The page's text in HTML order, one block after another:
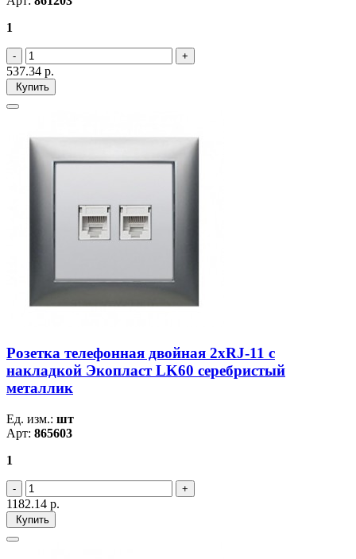
1
537.34 р.
Купить
Розетка телефонная двойная 2хRJ-11 с
накладкой Экопласт LK60 серебристый
металлик
Ед. изм.: шт
Арт: 865603
1
1182.14 р.
Купить